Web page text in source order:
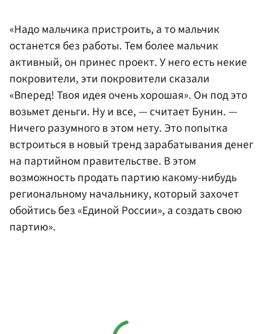
«Надо мальчика пристроить, а то мальчик
останется без работы. Тем более мальчик
активный, он принес проект. У него есть некие
покровители, эти покровители сказали
«Вперед! Твоя идея очень хорошая». Он под это
возьмет деньги. Ну и все, — считает Бунин. —
Ничего разумного в этом нету. Это попытка
встроиться в новый тренд зарабатывания денег
на партийном правительстве. В этом
возможность продать партию какому-нибудь
региональному начальнику, который захочет
обойтись без «Единой России», а создать свою
партию».